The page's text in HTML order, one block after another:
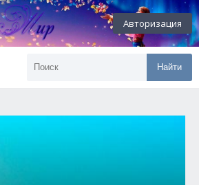
Авторизация
Найти